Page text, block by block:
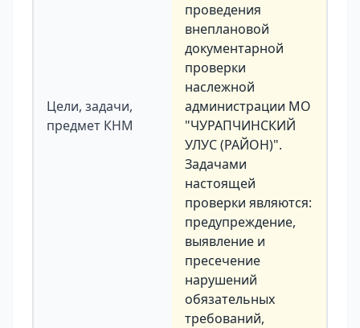
Цели, задачи,
предмет КНМ
проведения
внеплановой
документарной
проверки
наслежной
администрации МО
"ЧУРАПЧИНСКИЙ
УЛУС (РАЙОН)".
Задачами
настоящей
проверки являются:
предупреждение,
выявление и
пресечение
нарушений
обязательных
требований,